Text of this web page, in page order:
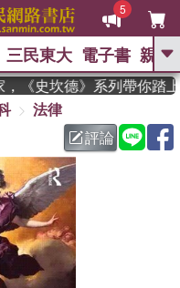
5
GO
圭吾 、
父親節 、 如果歷
暑期推薦 、 國際布克
錄 、 方念華
、 數學女孩：黎曼猜想
神經
三民東大 電子書 親子
史坎德》系列帶你踏上
法律
評論